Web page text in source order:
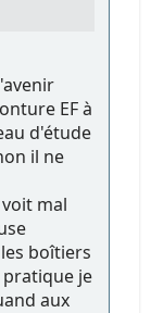
EF à
d'étude
il ne
mal
boîtiers
je
aux